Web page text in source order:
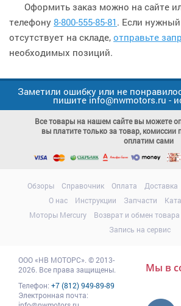
Оформить заказ можно на сайте
телефону 8-800-555-85-81 . Если
отсутствует на складе, отправьте
необходимых позиций.
Заметили ошибку или не
пишите info@nwmotors.ru -
Все товары на нашем сайте вы можете
вы платите только за товар,
оплатим сами
Обзоры Справочник Оплата Доставка
О нас
Инструкции Запчасти
Моторы Mercury
Возврат и обмен товара
Запись на сервис
ООО«НВ МОТОРС» © 2013-
2026. Все права защищены.
Телефон: +7 (812) 949-89-89
Электронная почта:
Мы в